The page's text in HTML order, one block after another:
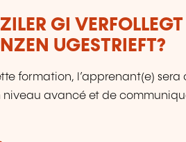
GI
UGESTRIEFT?
formation, l’apprenant(e)
niveau avancé et de